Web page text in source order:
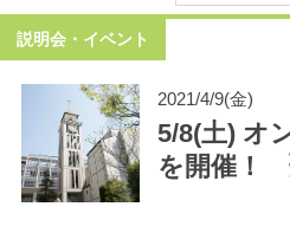
説明会・イベント
2021/4/9(金)
5/8(土) オ
を開催！